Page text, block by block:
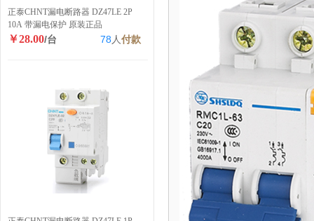
正泰CHNT漏电断路器 DZ47LE 2P
10A 带漏电保护 原装正品
￥28.00/台 78 人付款